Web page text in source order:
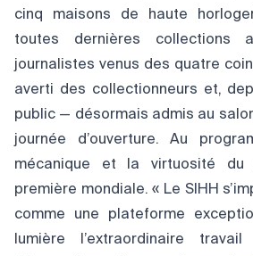
cinq maisons de haute
toutes dernières collections
journalistes venus des quatre
averti des collectionneurs et,
public — désormais admis au
journée d’ouverture. Au
mécanique et la virtuosité du
première mondiale. « Le SIHH
comme une plateforme
lumière l’extraordinaire